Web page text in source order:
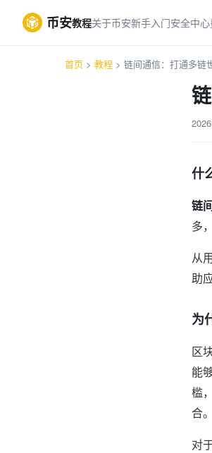
币安教程关于币安新手入门安全中心
首页 > 教程 > 链间通信：打通多链
什
链
多
从
助
为
区
能
槛
合
对